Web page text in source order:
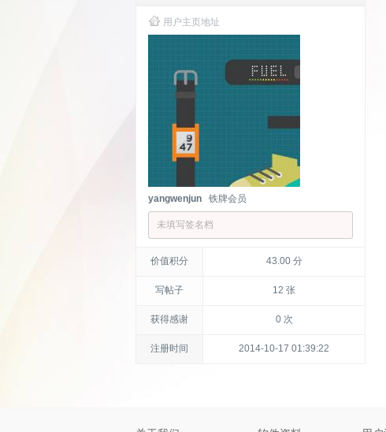
用户主页地址
yangwenjun 铁牌会员
未填写签名档
价值积分 43.00 分
写帖子 12 张
获得感谢 0 次
注册时间 2014-10-17 01:39:22